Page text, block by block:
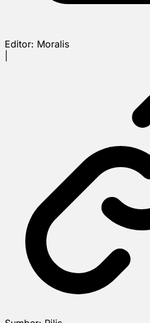
Editor: Moralis